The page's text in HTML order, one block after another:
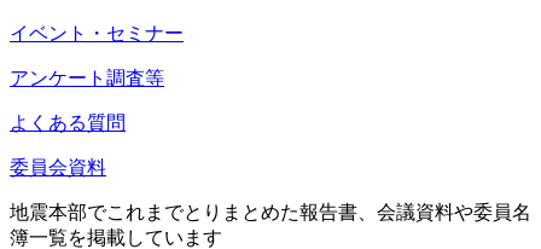
イベント・セミナー
アンケート調査等
よくある質問
委員会資料
地震本部でこれまでとりまとめた報告書、会議資料や委員名
簿一覧を掲載しています